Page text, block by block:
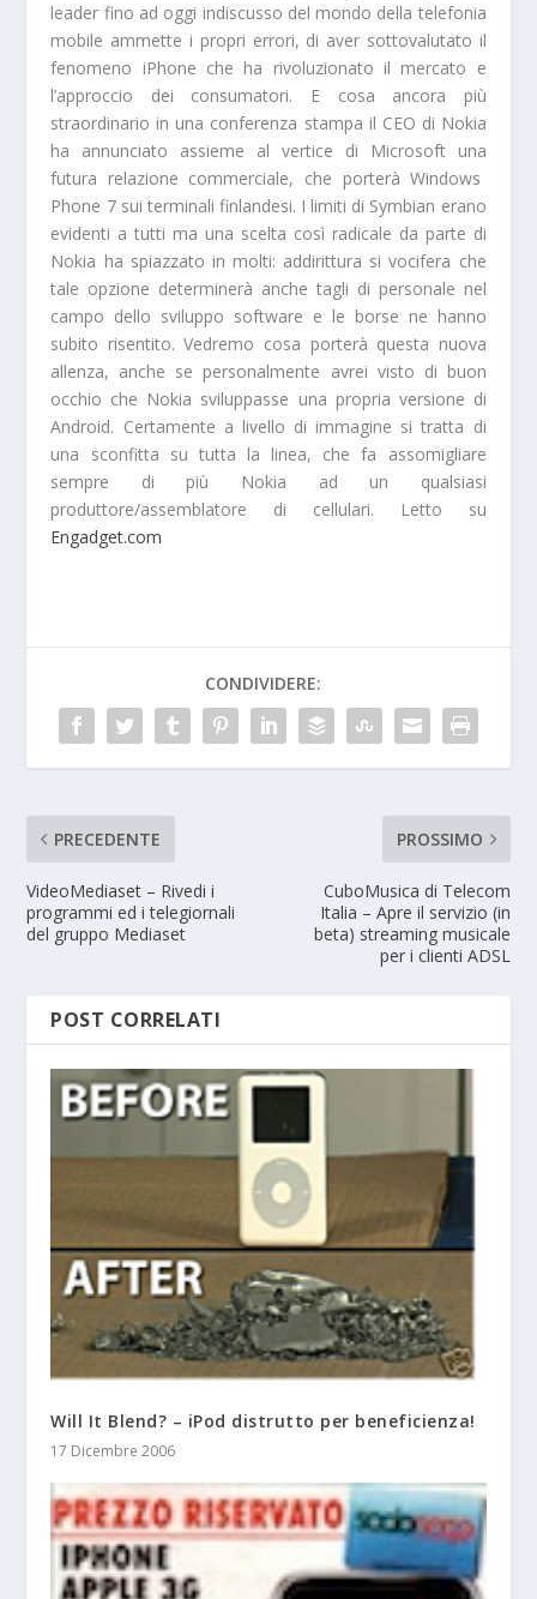
leader fino ad oggi indiscusso del mondo della telefonia
mobile ammette i propri errori, di aver sottovalutato il
fenomeno iPhone che ha rivoluzionato il mercato e
l’approccio dei consumatori. E cosa ancora più
straordinario in una conferenza stampa il CEO di Nokia
ha annunciato assieme al vertice di Microsoft una
futura relazione commerciale, che porteràWindows
Phone 7sui terminali finlandesi. I limiti di Symbian erano
evidenti a tutti ma una scelta così radicale da parte di
Nokia ha spiazzato in molti: addirittura si vocifera che
tale opzione determinerà anche tagli di personale nel
campo dello sviluppo software e le borse ne hanno
subito risentito. Vedremo cosa porterà questa nuova
allenza, anche se personalmente avrei visto di buon
occhio che Nokia sviluppasse una propria versione di
Android. Certamente a livello di immagine si tratta di
una sconfitta su tutta la linea, che fa assomigliare
sempre di più Nokia ad un qualsiasi
produttore/assemblatore di cellulari. Letto su
Engadget.com
CONDIVIDERE:
PRECEDENTE
VideoMediaset – Rivedi i
programmi ed i telegiornali
del gruppo Mediaset
PROSSIMO
CuboMusica di Telecom
Italia – Apre il servizio (in
beta) streaming musicale
per i clienti ADSL
POST CORRELATI
Will It Blend? – iPod distrutto per beneficienza!
17 Dicembre 2006